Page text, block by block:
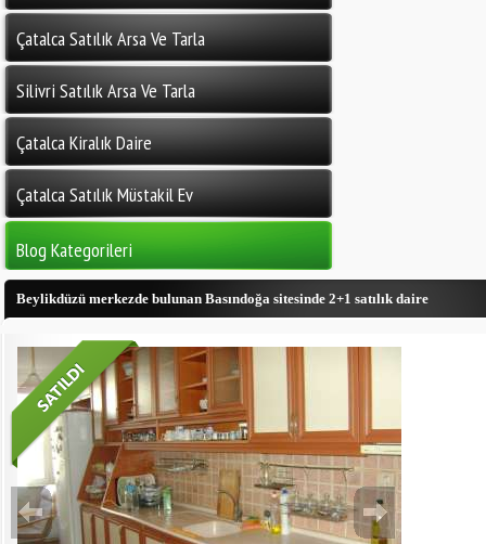
Çatalca Satılık Arsa Ve Tarla
Silivri Satılık Arsa Ve Tarla
Çatalca Kiralık Daire
Çatalca Satılık Müstakil Ev
Blog Kategorileri
Beylikdüzü merkezde bulunan Basındoğa sitesinde 2+1 satılık daire